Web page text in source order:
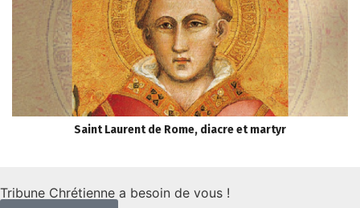
Saint Laurent de Rome, diacre et martyr
Tribune Chrétienne a besoin de vous !